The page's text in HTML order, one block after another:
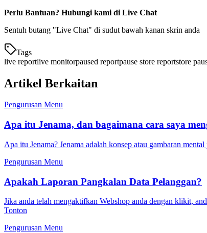
Perlu Bantuan? Hubungi kami di Live Chat
Sentuh butang "Live Chat" di sudut bawah kanan skrin anda
Tags
live reportlive monitorpaused reportpause store reportstore
Artikel Berkaitan
Pengurusan Menu
Apa itu Jenama, dan bagaimana cara saya
Apa itu Jenama? Jenama adalah konsep atau gambaran
Pengurusan Menu
Apakah Laporan Pangkalan Data Pelanggan?
Jika anda telah mengaktifkan Webshop anda dengan klikit,
Tonton
Pengurusan Menu